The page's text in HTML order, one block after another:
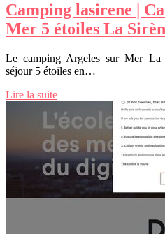
Camping lasirene |
Mer 5 étoiles La
Le camping Argeles sur Mer La
séjour 5 étoiles en…
Lire la suite